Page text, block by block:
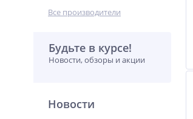
Все производители
Будьте в курсе!
Новости, обзоры и акции
Новости